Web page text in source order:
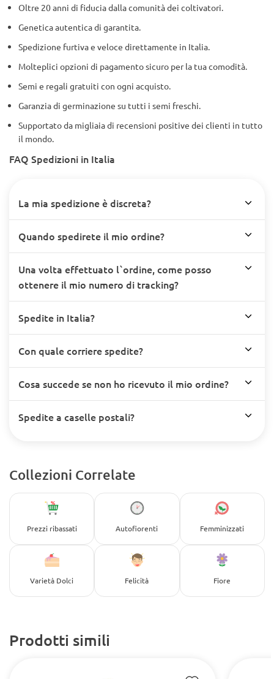
Oltre 20 anni di fiducia dalla comunità dei coltivatori.
Genetica autentica di garantita.
Spedizione furtiva e veloce direttamente in Italia.
Molteplici opzioni di pagamento sicuro per la tua comodità.
Semi e regali gratuiti con ogni acquisto.
Garanzia di germinazione su tutti i semi freschi.
Supportato da migliaia di recensioni positive dei clienti in tutto
il mondo.
FAQ Spedizioni in Italia
La mia spedizione è discreta?
Quando spedirete il mio ordine?
Una volta effettuato l`ordine, come posso
ottenere il mio numero di tracking?
Spedite in Italia?
Con quale corriere spedite?
Cosa succede se non ho ricevuto il mio ordine?
Spedite a caselle postali?
Collezioni Correlate
Prezzi ribassati Autofiorenti Femminizzati
Varietà Dolci Felicità Fiore
Prodotti simili